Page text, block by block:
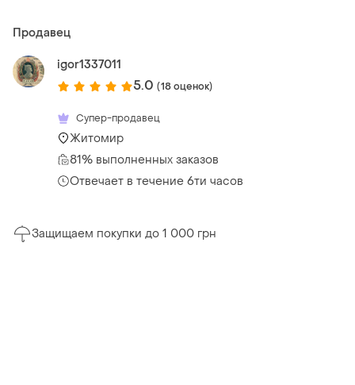
Продавец
igor1337011
5.0 (18 оценок)
Супер-продавец
Житомир
81% выполненных заказов
Отвечает в течение 6ти часов
Защищаем покупки до 1 000 грн